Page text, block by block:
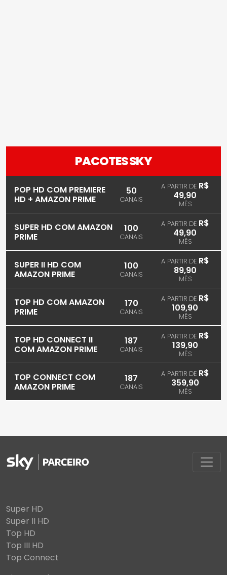
PACOTES SKY
POP HD COM PREMIERE
HD + AMAZON PRIME
50
CANAIS
A PARTIR DE R$
49,90
MÊS
SUPER HD COM AMAZON
PRIME
100
CANAIS
A PARTIR DE R$
49,90
MÊS
SUPER II HD COM
AMAZON PRIME
100
CANAIS
A PARTIR DE R$
89,90
MÊS
TOP HD COM AMAZON
PRIME
170
CANAIS
A PARTIR DE R$
109,90
MÊS
TOP HD CONNECT II
COM AMAZON PRIME
187
CANAIS
A PARTIR DE R$
139,90
MÊS
TOP CONNECT COM
AMAZON PRIME
187
CANAIS
A PARTIR DE R$
359,90
MÊS
Super HD
Super II HD
Top HD
Top III HD
Top Connect